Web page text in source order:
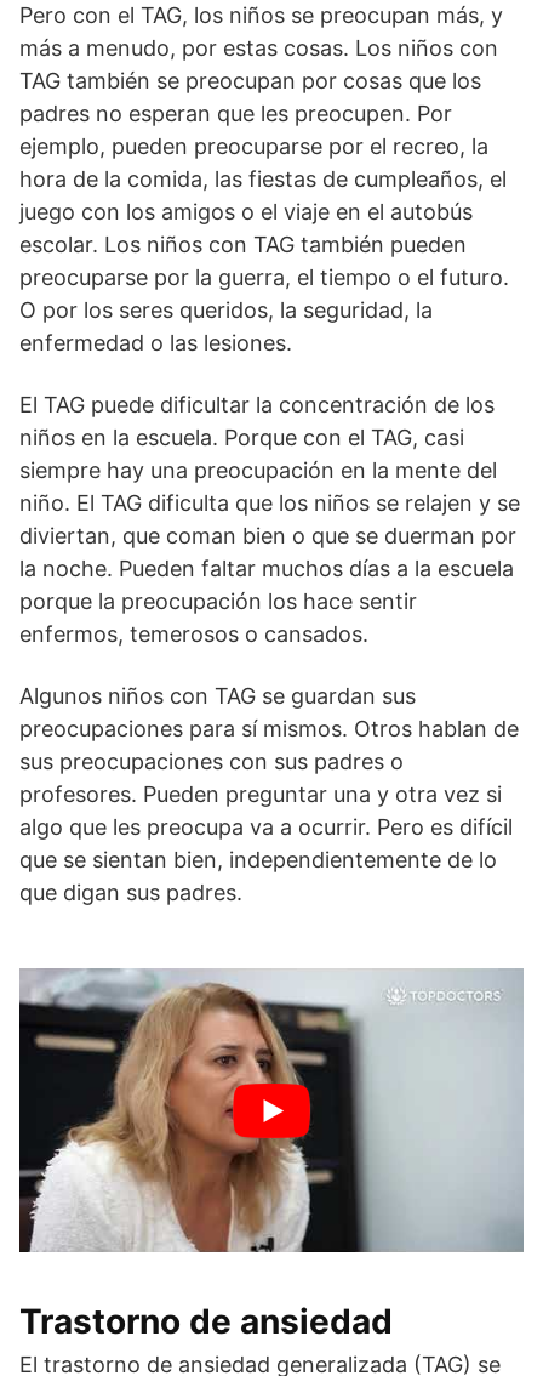
Pero con el TAG, los niños se preocupan más, y
más a menudo, por estas cosas. Los niños con
TAG también se preocupan por cosas que los
padres no esperan que les preocupen. Por
ejemplo, pueden preocuparse por el recreo, la
hora de la comida, las fiestas de cumpleaños, el
juego con los amigos o el viaje en el autobús
escolar. Los niños con TAG también pueden
preocuparse por la guerra, el tiempo o el futuro.
O por los seres queridos, la seguridad, la
enfermedad o las lesiones.
El TAG puede dificultar la concentración de los
niños en la escuela. Porque con el TAG, casi
siempre hay una preocupación en la mente del
niño. El TAG dificulta que los niños se relajen y se
diviertan, que coman bien o que se duerman por
la noche. Pueden faltar muchos días a la escuela
porque la preocupación los hace sentir
enfermos, temerosos o cansados.
Algunos niños con TAG se guardan sus
preocupaciones para sí mismos. Otros hablan de
sus preocupaciones con sus padres o
profesores. Pueden preguntar una y otra vez si
algo que les preocupa va a ocurrir. Pero es difícil
que se sientan bien, independientemente de lo
que digan sus padres.
Trastorno de ansiedad
El trastorno de ansiedad generalizada (TAG) se